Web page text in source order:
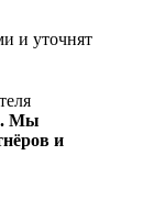
и уточнят
Мы
и